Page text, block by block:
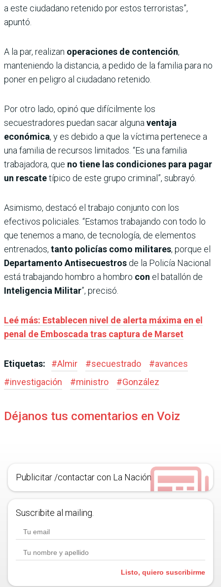
a este ciudadano retenido por estos terroristas”,
apuntó.
A la par, realizan operaciones de contención,
manteniendo la distancia, a pedido de la familia para no
poner en peligro al ciudadano retenido.
Por otro lado, opinó que difícilmente los
secuestradores puedan sacar alguna ventaja
económica, y es debido a que la víctima pertenece a
una familia de recursos limitados. “Es una familia
trabajadora, que no tiene las condiciones para pagar
un rescatetípico de este grupo criminal”, subrayó.
Asimismo, destacó el trabajo conjunto con los
efectivos policiales. “Estamos trabajando con todo lo
que tenemos a mano, de tecnología, de elementos
entrenados, tanto policías como militares, porque el
Departamento Antisecuestros de la Policía Nacional
está trabajando hombro a hombro con el batallón de
Inteligencia Militar”, precisó.
Leé más: Establecen nivel de alerta máxima en el
penal de Emboscada tras captura de Marset
Etiquetas: #Almir #secuestrado #avances
#investigación #ministro #González
Déjanos tus comentarios en Voiz
Publicitar /contactar con La Nación
Suscribite al mailing.
Listo, quiero suscribirme